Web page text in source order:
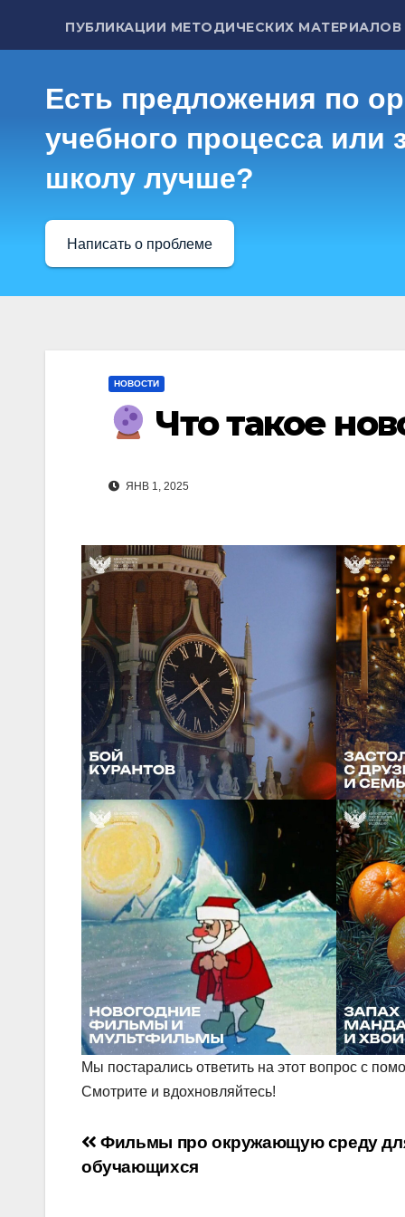
ПУБЛИКАЦИИ МЕТОДИЧЕСКИХ МАТЕРИАЛОВ
Есть предложения по
учебного процесса или
школу лучше?
Написать о проблеме
НОВОСТИ
Что такое
ЯНВ 1, 2025
Мы постарались ответить на этот вопрос с
Смотрите и вдохновляйтесь!
Навигация
по
Фильмы про окружающую среду
обучающихся